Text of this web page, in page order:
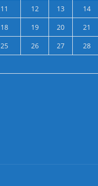
11 12 13 14
18 19 20 21
25 26 27 28